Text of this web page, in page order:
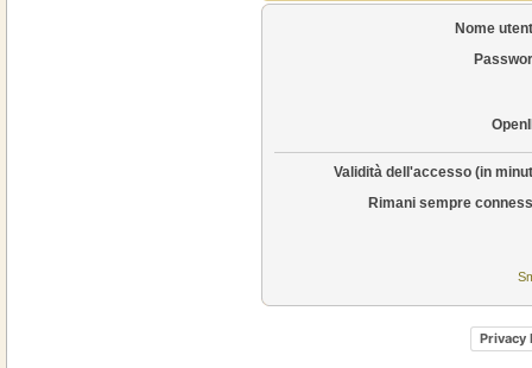
Nome
Validità dell'accesso (in
Rimani sempre
Privacy